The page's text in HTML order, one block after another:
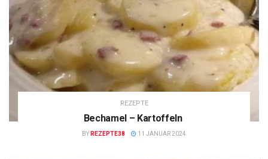
REZEPTE
Bechamel – Kartoffeln
BY REZEPTE38 11 JANUAR 2024